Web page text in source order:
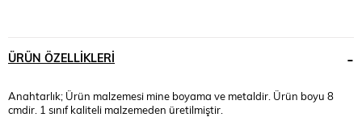
ÜRÜN ÖZELLIKLERI
Anahtarlık; Ürün malzemesi mine boyama ve metaldir. Ürün boyu 8
cmdir. 1 sınıf kaliteli malzemeden üretilmiştir.